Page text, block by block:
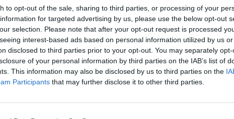
to opt-out of the sale, sharing to third parties, or processing of your
for targeted advertising by us, please use the below opt-out
selection. Please note that after your opt-out request is processed
interest-based ads based on personal information utilized by us
disclosed to third parties prior to your opt-out. You may separately
of your personal information by third parties on the IAB’s list of
This information may also be disclosed by us to third parties on the
Participants that may further disclose it to other third parties.
Al via domenica a Tivoli
"VILLÆstate 2026", si parte
con Mogol e Battisti